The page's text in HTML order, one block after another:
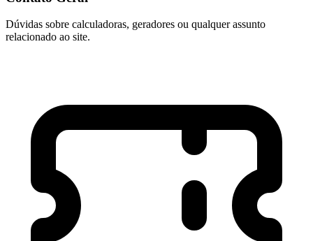
Dúvidas sobre calculadoras, geradores ou qualquer assunto
relacionado ao site.